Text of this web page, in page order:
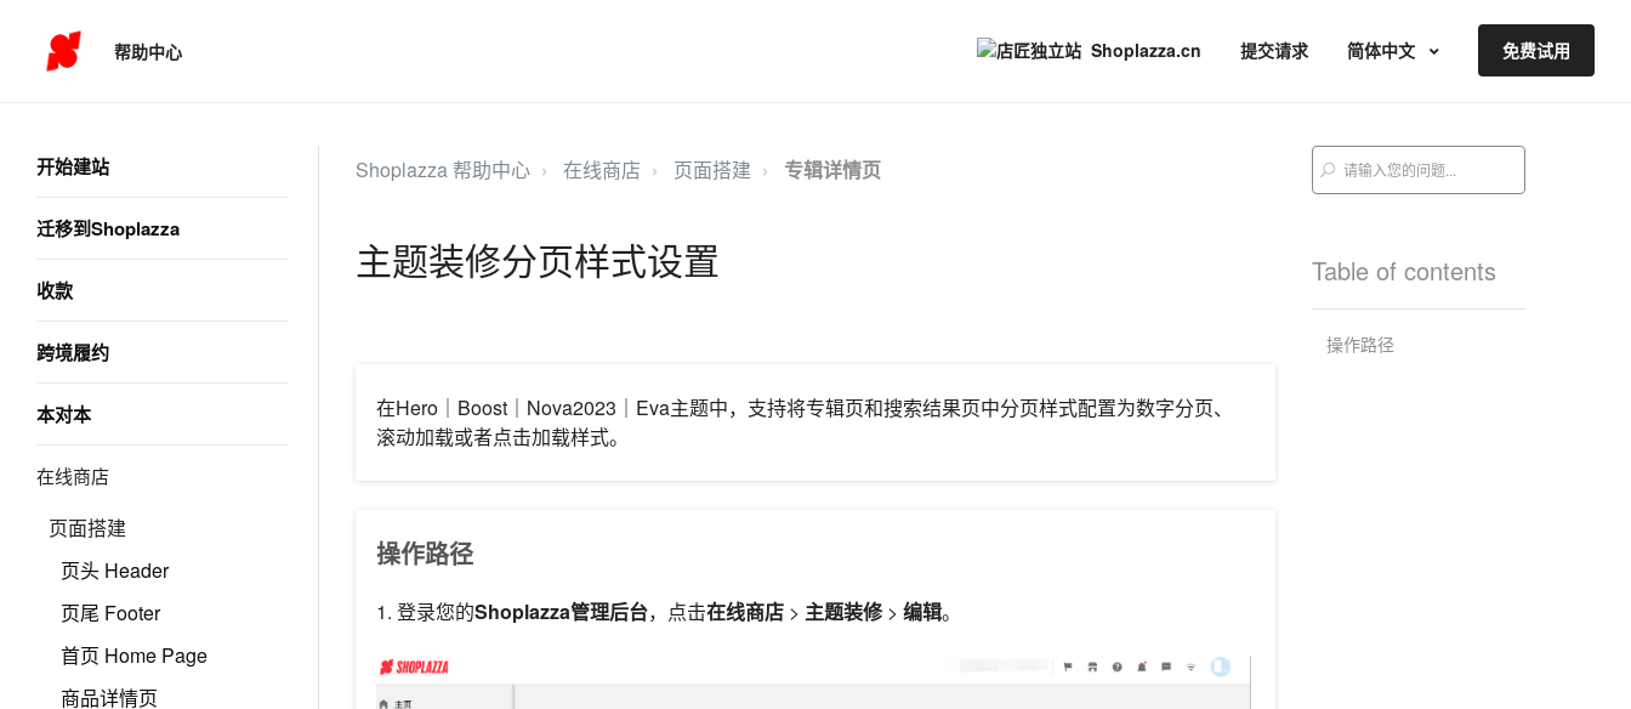
帮助中心 Shoplazza.cn 提交请求 简体中文 免费试用
开始建站
迁移到Shoplazza
收款
跨境履约
本对本
在线商店
页面搭建
页头 Header
页尾 Footer
首页 Home Page
商品详情页
Shoplazza 帮助中心 在线商店 页面搭建 专辑详情页
主题装修分页样式设置
在Hero｜Boost｜Nova2023｜Eva主题中，支持将专辑页和搜索结果页中分页样式配置为数字分页、
滚动加载或者点击加载样式。
操作路径
1. 登录您的Shoplazza管理后台，点击在线商店> 主题装修> 编辑。
Table of contents
操作路径